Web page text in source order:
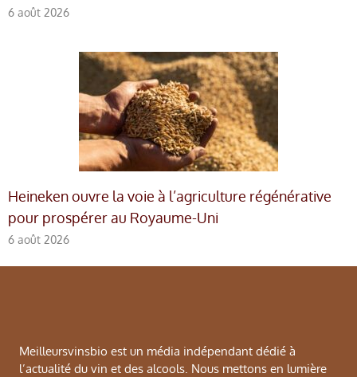
6 août 2026
Heineken ouvre la voie à l’agriculture régénérative
pour prospérer au Royaume-Uni
6 août 2026
Meilleursvinsbio est un média indépendant dédié à
l’actualité du vin et des alcools. Nous mettons en lumière